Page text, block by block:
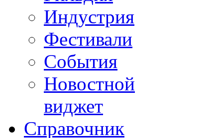
Индустрия
Фестивали
События
Новостной
виджет
Справочник